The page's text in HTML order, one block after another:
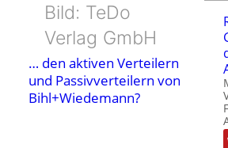
Bild: TeDo
Verlag GmbH
… den aktiven Verteilern
und Passivverteilern von
Bihl+Wiedemann?